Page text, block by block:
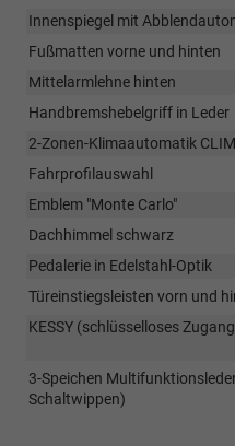
Innenspiegel mit
Fußmatten vorne und hinten
Mittelarmlehne hinten
Handbremshebelgriff in Leder
2-Zonen-Klimaautomatik
Fahrprofilauswahl
Emblem "Monte Carlo"
Dachhimmel schwarz
Pedalerie in Edelstahl-Optik
Türeinstiegsleisten vorn und
KESSY (schlüsselloses
3-Speichen
Schaltwippen)